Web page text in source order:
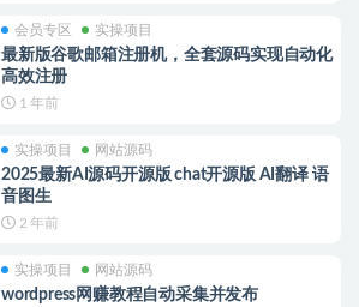
会员专区 实操项目
最新版谷歌邮箱注册机，全套源码实现自动化
高效注册
1 年前
实操项目 网站源码
2025最新AI源码开源版 chat开源版 AI翻译 语
音图生
2 年前
实操项目 网站源码
wordpress网赚教程自动采集并发布